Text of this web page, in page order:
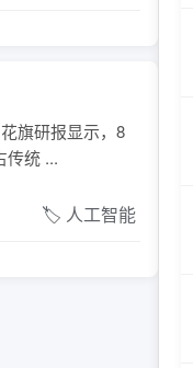
旗研报显示，8
传统 ...
🏷️ 人工智能